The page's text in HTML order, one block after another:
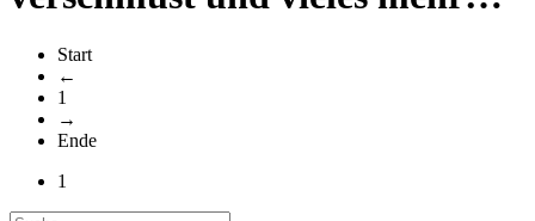
Start
←
1
→
Ende
1